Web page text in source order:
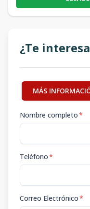
¿Te
MÁS
Nombre completo*
Teléfono*
Correo Electrónico*